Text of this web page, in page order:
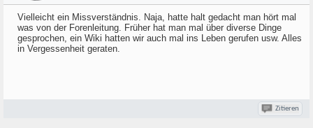
Vielleicht ein Missverständnis. Naja, hatte halt gedacht man hört mal
was von der Forenleitung. Früher hat man mal über diverse Dinge
gesprochen, ein Wiki hatten wir auch mal ins Leben gerufen usw. Alles
in Vergessenheit geraten.
Zitieren